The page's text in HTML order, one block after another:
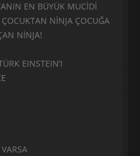
EN BÜYÜK MUCİDİ
NİNJA ÇOCUĞA
NİNJA!
EINSTEIN’I